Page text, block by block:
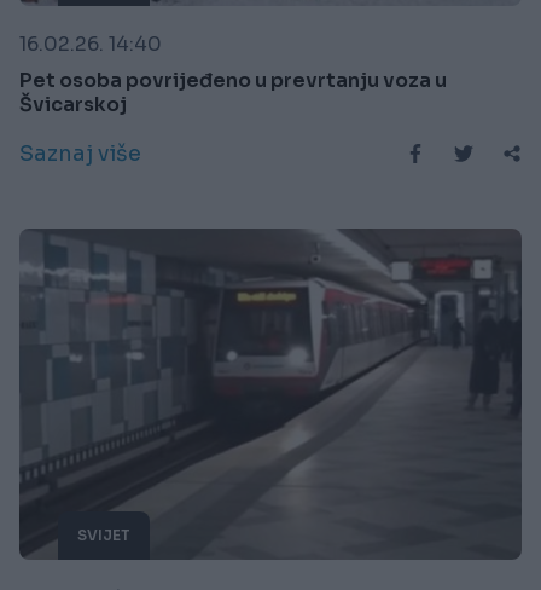
16.02.26. 14:40
Pet osoba povrijeđeno u prevrtanju voza u
Švicarskoj
Saznaj više
SVIJET